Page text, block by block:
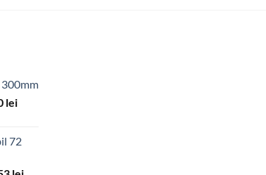
leiPrețul
65.00 lei.
72